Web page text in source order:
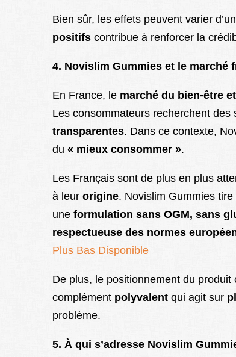
Bien sûr, les effets peuvent varier
positifs contribue à renforcer la
4. Novislim Gummies et le marché
En France, le marché du bien-être
Les consommateurs recherchent des
transparentes. Dans ce contexte,
du « mieux consommer ».
Les Français sont de plus en plus
à leur origine. Novislim Gummies
une formulation sans OGM, sans
respectueuse des normes
Plus Bas Disponible
De plus, le positionnement du
complément polyvalent qui agit sur
problème.
5. À qui s’adresse Novislim